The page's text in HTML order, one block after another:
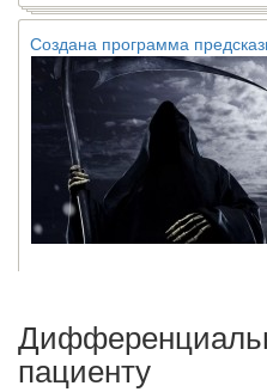
Создана программа
пациенту